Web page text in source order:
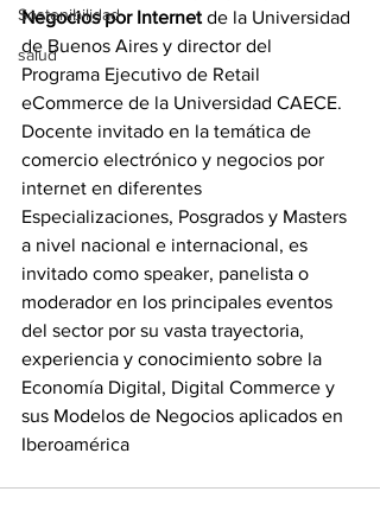
Sostenibilidad
salud
Negocios por Internet de la Universidad
de Buenos Aires y director del
Programa Ejecutivo de Retail
eCommerce de la Universidad CAECE.
Docente invitado en la temática de
comercio electrónico y negocios por
internet en diferentes
Especializaciones, Posgrados y Masters
a nivel nacional e internacional, es
invitado como speaker, panelista o
moderador en los principales eventos
del sector por su vasta trayectoria,
experiencia y conocimiento sobre la
Economía Digital, Digital Commerce y
sus Modelos de Negocios aplicados en
Iberoamérica